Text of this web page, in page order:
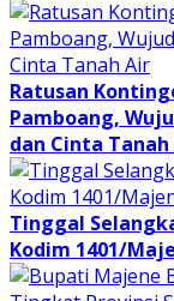
Ratusan
Pamboang,
dan Cinta
Tinggal
Kodim 1401/